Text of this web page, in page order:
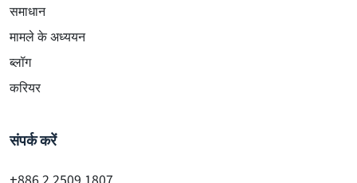
समाधान
मामले के अध्ययन
ब्लॉग
करियर
संपर्क करें